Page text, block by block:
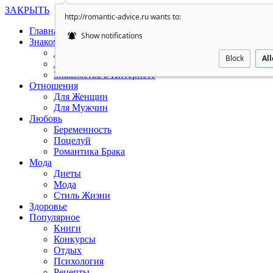
http://romantic-advice.ru wants to:
Show notifications
Block
ЗАКРЫТЬ
Главная
Знакомства
Для Женщин
Для Мужчин
Знакомства в Интернете
Отношения
Для Женщин
Для Мужчин
Любовь
Беременность
Поцелуй
Романтика Брака
Мода
Диеты
Мода
Стиль Жизни
Здоровье
Популярное
Книги
Конкурсы
Отдых
Психология